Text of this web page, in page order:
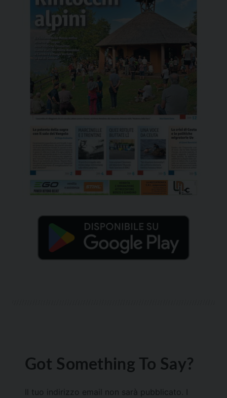
Got Something To Say?
Il tuo indirizzo email non sarà pubblicato.